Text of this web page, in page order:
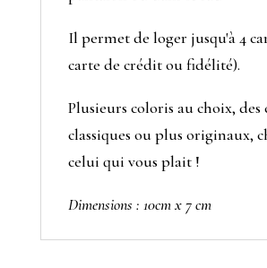
Il permet de loger jusqu'à 4
carte de crédit ou fidélité).
Plusieurs coloris au choix, des
classiques ou plus originaux,
celui qui vous plait !
Dimensions : 10cm x 7 cm